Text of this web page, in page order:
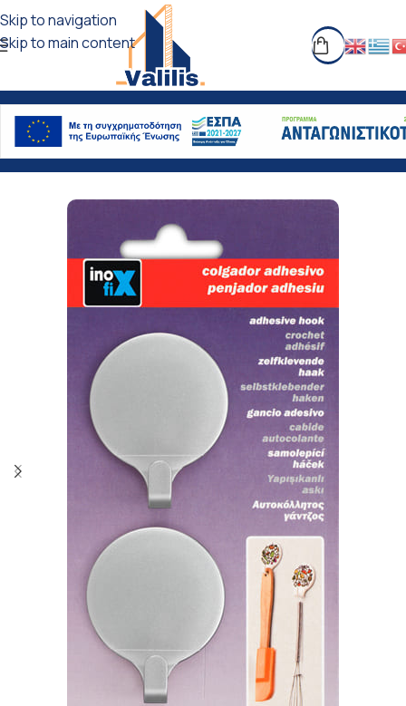
Skip to navigation
Skip to main content